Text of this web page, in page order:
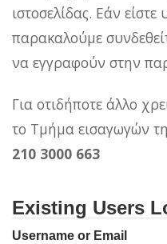
ιστοσελίδας. Εάν
παρακαλούμε
να εγγραφούν στην
Για οτιδήποτε άλλο
το Τμήμα εισαγωγών
210 3000 663
Existing Users
Username or Email